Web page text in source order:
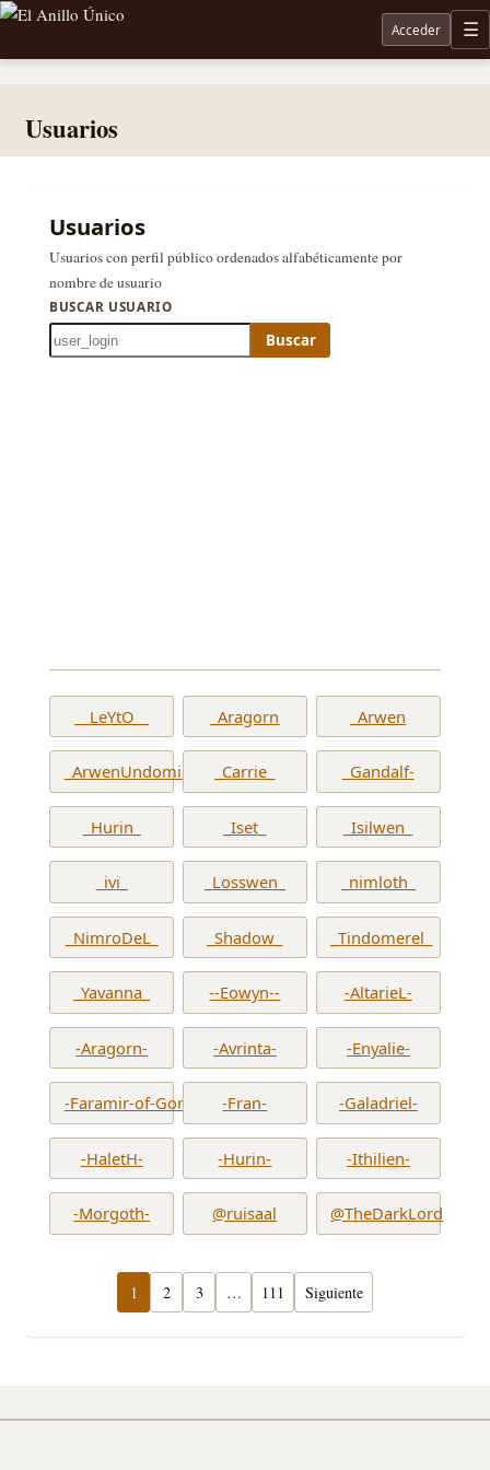
Noticias sobre Tolkien: El Señor de los Anillos, Los Anillos de Poder, La Caza de Gollum, la
Acceder
Usuarios
Usuarios
Usuarios con perfil público ordenados alfabéticamente por
nombre de usuario
BUSCAR USUARIO
Buscar
__LeYtO__ _Aragorn _Arwen
_ArwenUndomiel_ _Carrie_ _Gandalf-
_Hurin_ _Iset_ _Isilwen_
_ivi_ _Losswen_ _nimloth_
_NimroDeL_ _Shadow_ _Tindomerel_
_Yavanna_ --Eowyn-- -AltarieL-
-Aragorn- -Avrinta- -Enyalie-
-Faramir-of-Gondor- -Fran- -Galadriel-
-HaletH- -Hurin- -Ithilien-
-Morgoth- @ruisaal @TheDarkLord
1 2 3 … 111 Siguiente